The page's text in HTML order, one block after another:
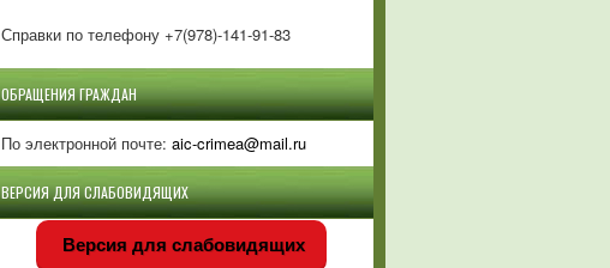
Справки по телефону +7(978)-141-91-83
ОБРАЩЕНИЯ ГРАЖДАН
По электронной почте: aic-crimea@mail.ru
ВЕРСИЯ ДЛЯ СЛАБОВИДЯЩИХ
Версия для слабовидящих